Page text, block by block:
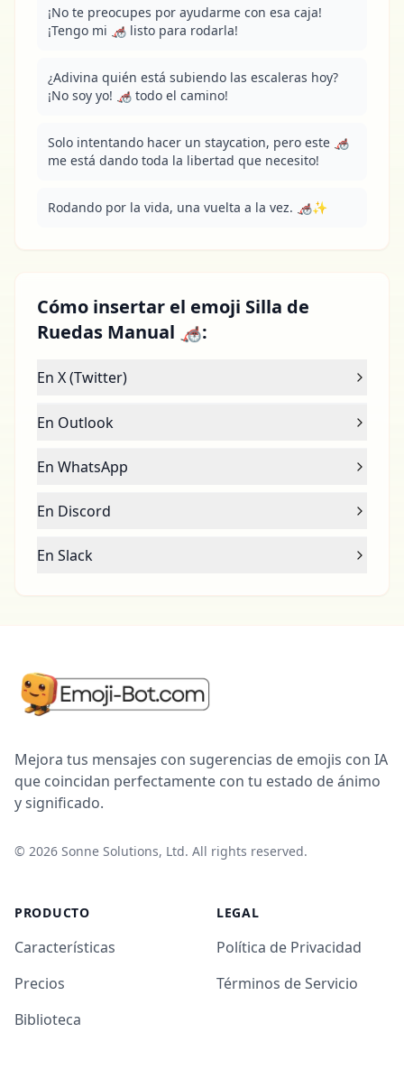
¡No te preocupes por ayudarme con esa caja!
¡Tengo mi 🦽 listo para rodarla!
¿Adivina quién está subiendo las escaleras hoy?
¡No soy yo! 🦽 todo el camino!
Solo intentando hacer un staycation, pero este 🦽
me está dando toda la libertad que necesito!
Rodando por la vida, una vuelta a la vez. 🦽✨
Cómo insertar el emoji Silla de
Ruedas Manual 🦽:
En X (Twitter)
En Outlook
En WhatsApp
En Discord
En Slack
Mejora tus mensajes con sugerencias de emojis con IA
que coincidan perfectamente con tu estado de ánimo
y significado.
© 2026 Sonne Solutions, Ltd. All rights reserved.
PRODUCTO
Características
Precios
Biblioteca
LEGAL
Política de Privacidad
Términos de Servicio